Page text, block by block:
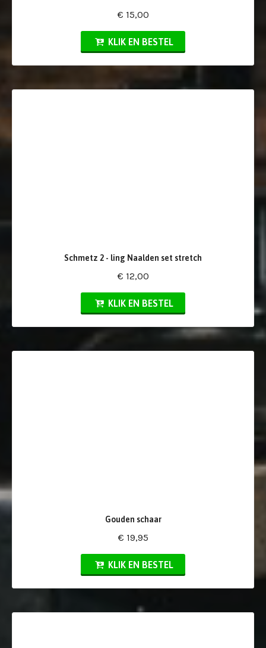
€ 15,00
KLIK EN BESTEL
Schmetz 2 - ling Naalden set stretch
€ 12,00
KLIK EN BESTEL
Gouden schaar
€ 19,95
KLIK EN BESTEL